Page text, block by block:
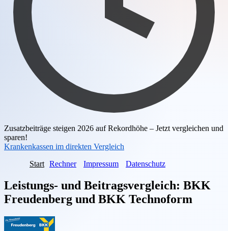
Zusatzbeiträge steigen 2026 auf Rekordhöhe – Jetzt vergleichen und
sparen!
Krankenkassen im direkten Vergleich
Start Rechner Impressum Datenschutz
Leistungs- und Beitragsvergleich: BKK
Freudenberg und BKK Technoform